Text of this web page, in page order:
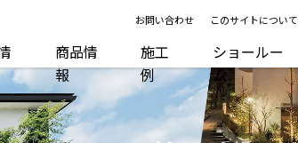
お問い合わせ このサイトについて
商品情
報
施工
例
ショールー
ム